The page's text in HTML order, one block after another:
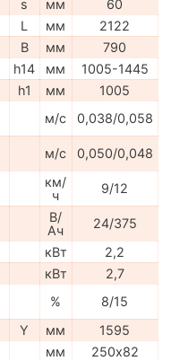
s мм
60
L мм
2122
B мм
790
h14 мм
1005-1445
h1 мм
1005
м/с
0,038/0,058
м/с
0,050/0,048
км/
ч
9/12
В/
Ач
24/375
кВт
2,2
кВт
2,7
%
8/15
Y мм
1595
мм
250х82